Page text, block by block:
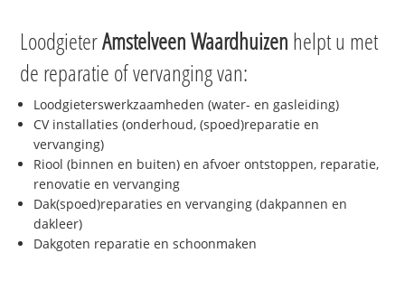
LoodgieterAmstelveen Waardhuizen helpt u met
de reparatie of vervanging van:
Loodgieterswerkzaamheden (water- en gasleiding)
CV installaties (onderhoud, (spoed)reparatie en
vervanging)
Riool (binnen en buiten) en afvoer ontstoppen, reparatie,
renovatie en vervanging
Dak(spoed)reparaties en vervanging (dakpannen en
dakleer)
Dakgoten reparatie en schoonmaken